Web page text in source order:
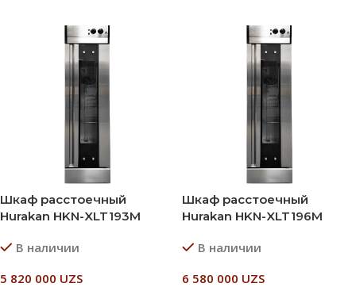
Шкаф расстоечный
Hurakan HKN-XLT193M
В наличии
5 820 000 UZS
Шкаф расстоечный
Hurakan HKN-XLT196M
В наличии
6 580 000 UZS